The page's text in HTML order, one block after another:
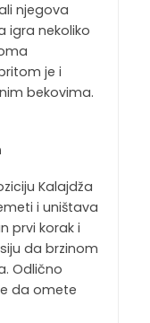
njegova
igra nekoliko
je i
bekovima.
Kalajdža
i uništava
prvi korak i
da brzinom
Odlično
da omete